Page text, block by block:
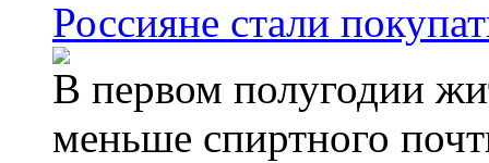
Россияне стали
В первом полугодии
меньше спиртного